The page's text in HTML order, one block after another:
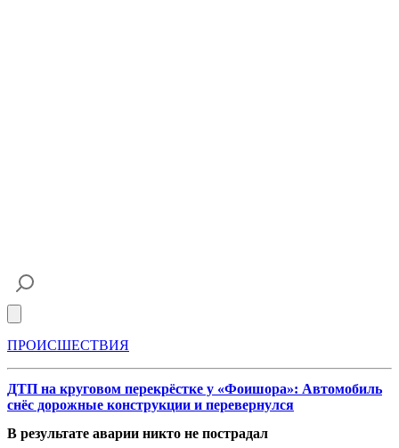
ПРОИСШЕСТВИЯ
ДТП на круговом перекрёстке у «Фоишора»: Автомобиль
снёс дорожные конструкции и перевернулся
В результате аварии никто не пострадал